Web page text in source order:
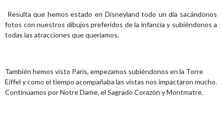
Resulta que hemos estado en Disneyland todo un día sacándonos
fotos con nuestros dibujos preferidos de la infancia y subiéndonos a
todas las atracciones que queríamos.
También hemos visto París, empezamos subiéndonos en la Torre
Eiffel y como el tiempo acompañaba las vistas nos impactaron mucho.
Continuamos por Notre Dame, el Sagrado Corazón y Montmatre.